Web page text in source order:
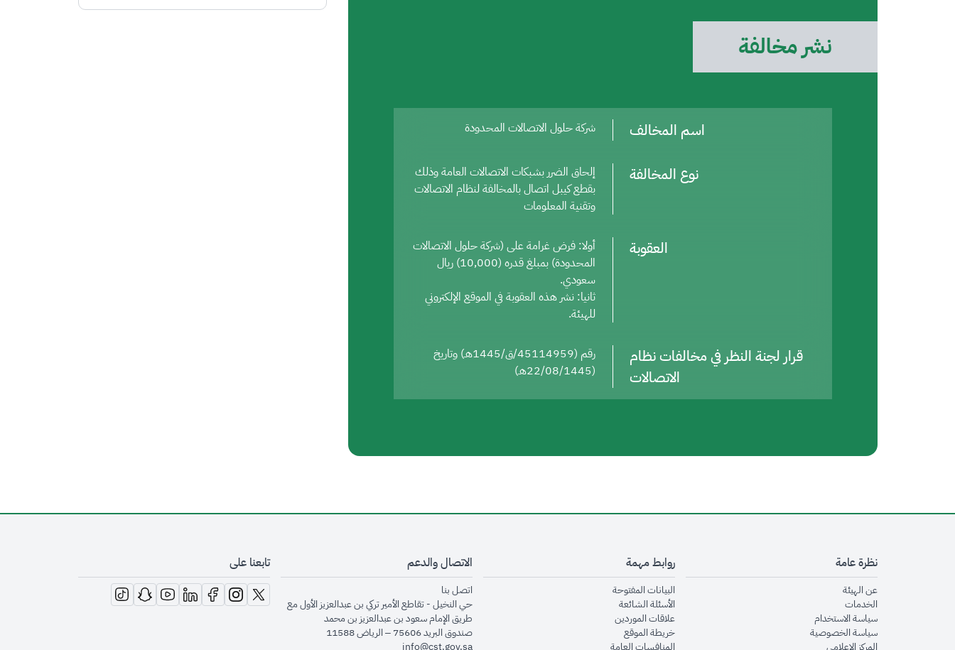
نشر مخالفة
اسم المخالف شركة حلول الاتصالات المحدودة
نوع المخالفة
إلحاق الضرر بشبكات الاتصالات العامة وذلك
بقطع كيبل اتصال بالمخالفة لنظام الاتصالات
وتقنية المعلومات
العقوبة
أولا: فرض غرامة على (شركة حلول الاتصالات
المحدودة) بمبلغ قدره (10,000) ريال
سعودي.
ثانيا: نشر هذه العقوبة في الموقع الإلكتروني
للهيئة.
قرار لجنة النظر في مخالفات نظام
الاتصالات
رقم (45114959/ق/1445هـ) وتاريخ
(22/08/1445هـ)
نظرة عامة
عن الهيئةopens in new window
الخدماتopens in new window
سياسة الاستخدام
سياسة الخصوصيةopens in new window
المركز الإعلاميopens in new window
روابط مهمة
البيانات المفتوحةopens in new window
الأسئلة الشائعةopens in new window
علاقات الموردينopens in new window
خريطة الموقعopens in new window
المنافسات العامةopens in new window
الاتصال والدعم
اتصل بنا
حي النخيل - تقاطع الأمير تركي بن عبدالعزيز الأول مع
طريق الإمام سعود بن عبدالعزيز بن محمد
صندوق البريد 75606 – الرياض 11588
info@cst.gov.sa
تابعنا على
opens in new window
opens in new window
opens in new window
opens in new window
opens in new window
opens in new window
opens in new window